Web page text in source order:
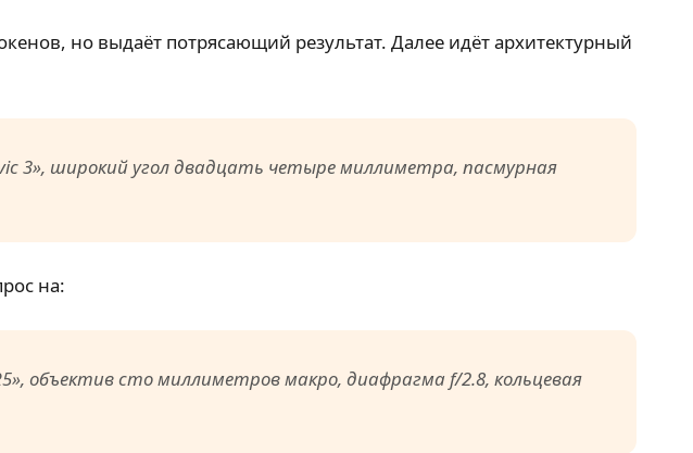
но выдаёт потрясающий результат. Далее идёт архитектурный
3», широкий угол двадцать четыре миллиметра, пасмурная
на:
объектив сто миллиметров макро, диафрагма f/2.8, кольцевая